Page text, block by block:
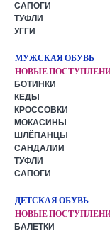
САПОГИ
ТУФЛИ
УГГИ
МУЖСКАЯ ОБУВЬ
НОВЫЕ
БОТИНКИ
КЕДЫ
КРОССОВКИ
МОКАСИНЫ
ШЛЁПАНЦЫ
САНДАЛИИ
ТУФЛИ
САПОГИ
ДЕТСКАЯ ОБУВЬ
НОВЫЕ
БАЛЕТКИ